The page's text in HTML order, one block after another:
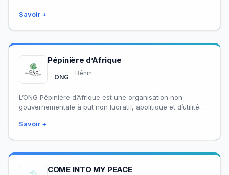
Savoir +
Pépinière d’Afrique
ONG
Bénin
L’ONG Pépinière d’Afrique est une organisation non
gouvernementale à but non lucratif, apolitique et d’utilité
Savoir +
COME INTO MY PEACE